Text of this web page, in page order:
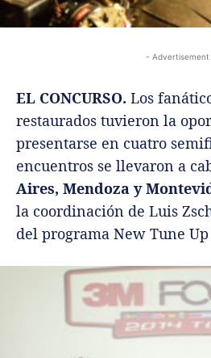
- Advertisement
EL CONCURSO. Los
restaurados tuvieron la
presentarse en cuatro
encuentros se llevaron a
Aires, Mendoza y
la coordinación de Luis
del programa New Tune Up